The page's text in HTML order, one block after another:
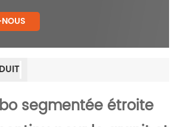
segmentée étroite